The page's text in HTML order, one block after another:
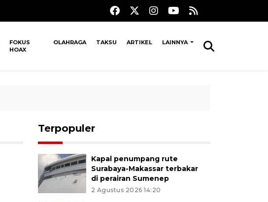
FOKUS
HOAX
OLAHRAGA TAKSU ARTIKEL LAINNYA
Terpopuler
Kapal penumpang rute
Surabaya-Makassar terbakar
di perairan Sumenep
2 Agustus 2026 14:20